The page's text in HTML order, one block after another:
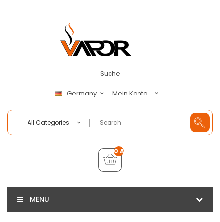
Suche
Germany Mein Konto
All Categories
0 Artikel - €0,00
MENU